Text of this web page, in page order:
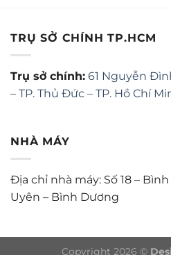
TRỤ SỞ CHÍNH TP.HCM
Trụ sở chính: 61 Nguyễn
– TP. Thủ Đức – TP. Hồ Chí
NHÀ MÁY
Địa chỉ nhà máy: Số 18 – Bình
Uyên – Bình Dương
Copyright 2026 ©